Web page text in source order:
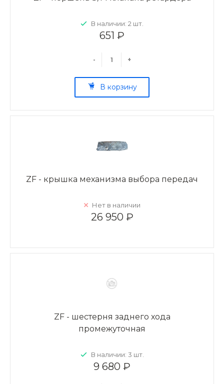
В наличии: 2 шт.
651 ₽
- +
В корзину
ZF - крышка механизма выбора передач
Нет в наличии
26 950 ₽
ZF - шестерня заднего хода
промежуточная
В наличии: 3 шт.
9 680 ₽